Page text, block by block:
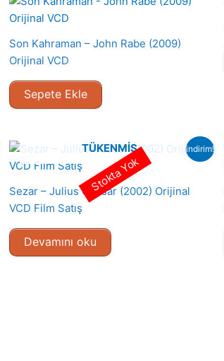
Son Kahraman – John Rabe (2009)
Orijinal VCD
Sepete Ekle
indirim!
TÜKENMIŞ
Sezar – Julius Caesar (2002) Orijinal
VCD Film Satış
Devamını oku
Stokta Yok